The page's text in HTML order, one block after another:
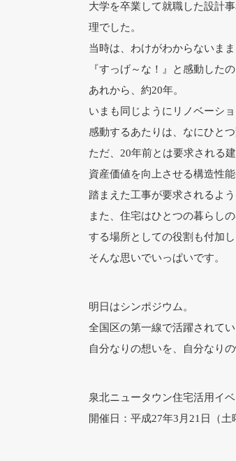
大学を卒業して就職した設計
理でした。
当時は、わけがわからないま
『すっげ～な！』と感動した
あれから、約20年。
いまも同じようにリノベーシ
感動するあたりは、なにひとつ
ただ、20年前とは要求される
資産価値を向上させる構造性
踏まえた工事が要求されるよ
また、住宅はひとつの暮らし
する場所としての役割も付加
そんな思いでいっぱいです。
明日はシンポジウム。
全国区の第一線で活躍されて
自分なりの想いを、自分なり
泉北ニュータウン住宅活用イ
開催日：平成27年3月21日（土